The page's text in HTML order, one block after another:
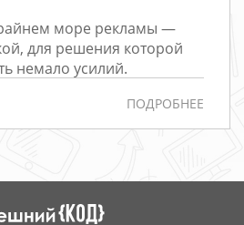
море рекламы —
для решения которой
немало усилий.
ПОДРОБНЕЕ